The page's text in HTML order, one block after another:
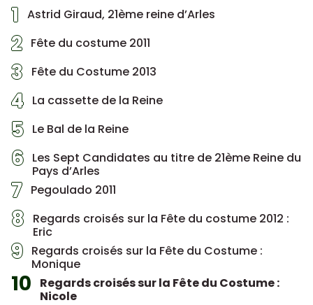
1 Astrid Giraud, 21ème reine d’Arles
2 Fête du costume 2011
3 Fête du Costume 2013
4 La cassette de la Reine
5 Le Bal de la Reine
6 Les Sept Candidates au titre de 21ème Reine du
Pays d’Arles
7 Pegoulado 2011
8
Regards croisés sur la Fête du costume 2012 :
Eric
9 Regards croisés sur la Fête du Costume :
Monique
10
Regards croisés sur la Fête du Costume :
Nicole